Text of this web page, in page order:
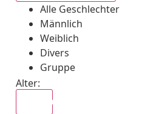
Alle Geschlechter
Männlich
Weiblich
Divers
Gruppe
Alter: